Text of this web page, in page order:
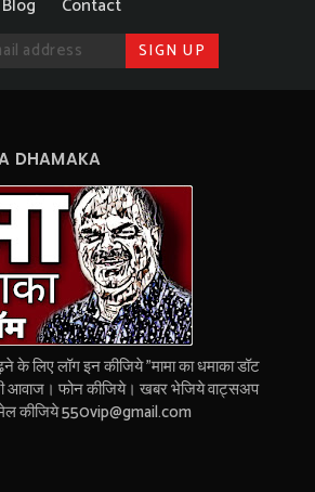
Blog
Contact
DHAMAKA
लिए लॉग इन कीजिये "मामा का धमाका डॉट
आवाज। फोन कीजिये। खबर भेजिये वाट्सअप
कीजिये 550vip@gmail.com